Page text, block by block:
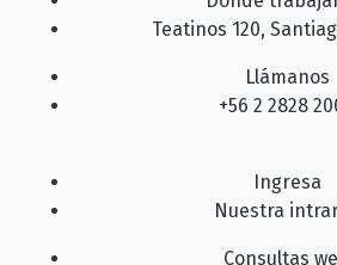
Teatinos 120,
Llámanos
+56 2 2828
Ingresa
Nuestra
Consultas